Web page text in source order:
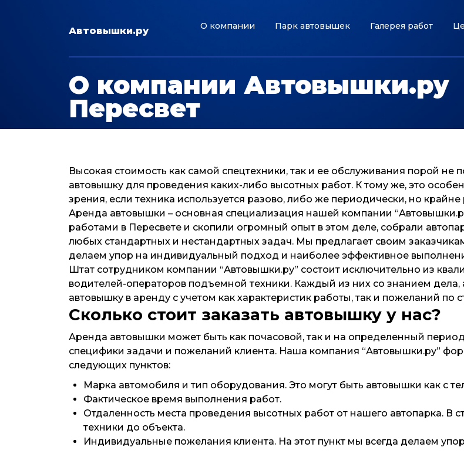
Автовышки.ру О компании Парк автовышек Галерея работ
О компании Автовышки.ру
Пересвет
Высокая стоимость как самой спецтехники, так и ее обслуживания порой
автовышку для проведения каких-либо высотных работ. К тому же, это
зрения, если техника используется разово, либо же периодически, но крайне
Аренда автовышки – основная специализация нашей компании
работами в Пересвете и скопили огромный опыт в этом деле, собрали
любых стандартных и нестандартных задач. Мы предлагает своим
делаем упор на индивидуальный подход и наиболее эффективное
Штат сотрудником компании “Автовышки.ру” состоит исключительно из
водителей-операторов подъемной техники. Каждый из них со знанием дела,
автовышку в аренду с учетом как характеристик работы, так и пожеланий по
Сколько стоит заказать автовышку у нас?
Аренда автовышки может быть как почасовой, так и на определенный
специфики задачи и пожеланий клиента. Наша компания “Автовышки.ру”
следующих пунктов:
Марка автомобиля и тип оборудования. Это могут быть автовышки как с
Фактическое время выполнения работ.
Отдаленность места проведения высотных работ от нашего автопарка. В
техники до объекта.
Индивидуальные пожелания клиента. На этот пункт мы всегда делаем